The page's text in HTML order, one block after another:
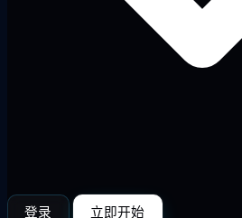
登录 立即开始